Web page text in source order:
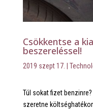
Csökkentse a
beszereléssel!
2019 szept 17.
Túl sokat fizet
szeretne